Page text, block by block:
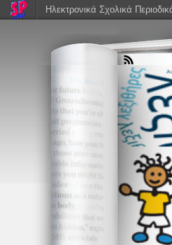
Ηλεκτρονικά Σχολικά